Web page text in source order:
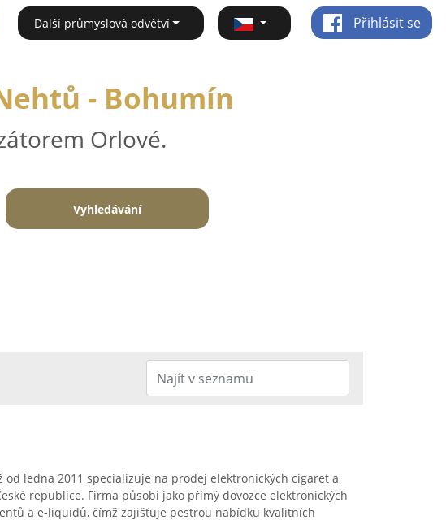
Další průmyslová odvětví Přihlásit se
- Bohumín
Orlové.
Vyhledávání
od ledna 2011 specializuje na prodej elektronických cigaret a
republice. Firma působí jako přímý dovozce elektronických
a e-liquidů, čímž zajišťuje pestrou nabídku kvalitních